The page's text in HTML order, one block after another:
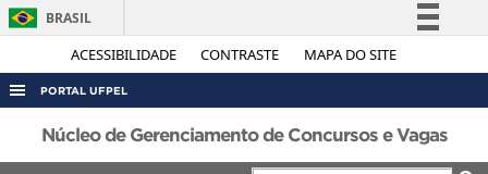
ACESSIBILIDADE CONTRASTE MAPA DO SITE
BRASIL
Simplifique!
PORTAL UFPEL
ACESSO À INFORMAÇÃO
AUDITORIA
Núcleo de Gerenciamento de Concursos e Vagas